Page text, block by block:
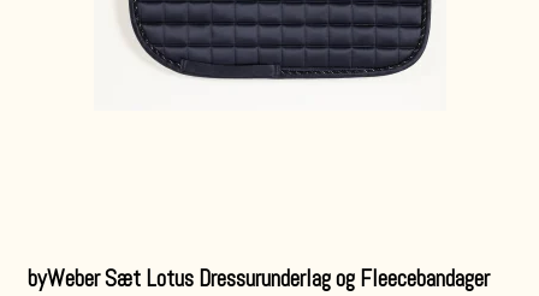
byWeber Sæt Lotus Dressurunderlag og Fleecebandager